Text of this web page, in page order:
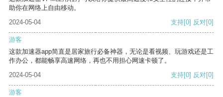
助你在网络上自由移动。
2024-05-04
支持[0] 反对[0]
游客
这款加速器app简直是居家旅行必备神器，无论是看视频、玩游戏还是工
作办公，都能畅享高速网络，再也不用担心网速卡顿了。
2024-05-04
支持[0] 反对[0]
游客